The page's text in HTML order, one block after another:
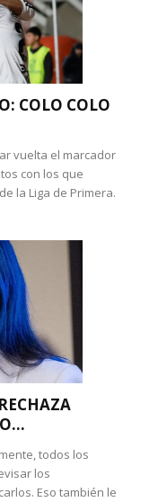
COLO COLO
vuelta el marcador
con los que
la Liga de Primera.
todos los
los
Eso también le